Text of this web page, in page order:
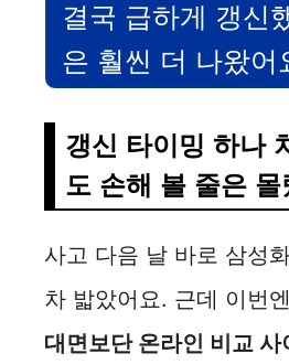
결국 급하게 갱신
은 훨씬 더 나왔어
갱신 타이밍 하나
도 손해 볼 줄은 몰
사고 다음 날 바로 삼성
차 밟았어요. 근데 이번
대면보단 온라인 비교 사